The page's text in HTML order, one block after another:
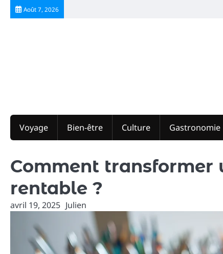
Skip
Août 7, 2026
Voyage Bien-être Culture Gastronomie
Comment transformer
rentable ?
avril 19, 2025 Julien